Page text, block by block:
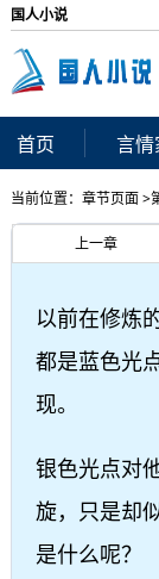
国人小说
首页 言情
当前位置：章节页面 >
上一章
以前在修炼
都是蓝色光
现。
银色光点对
旋，只是却
是什么呢？